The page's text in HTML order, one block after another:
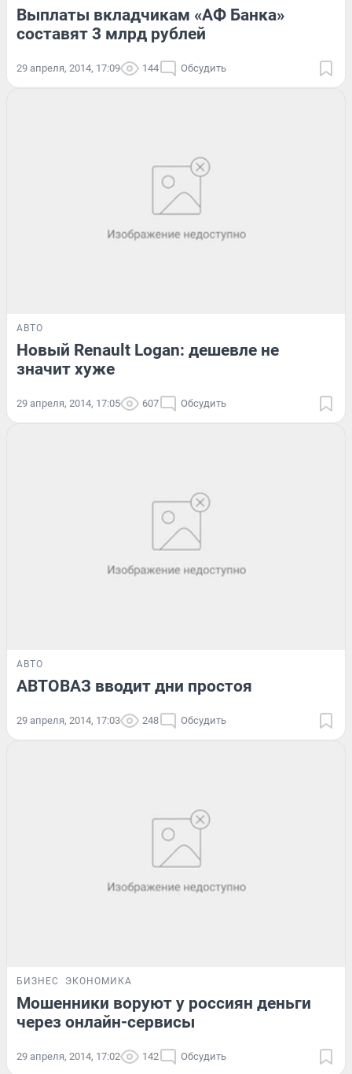
Выплаты вкладчикам «АФ Банка»
составят 3 млрд рублей
29 апреля, 2014, 17:09 144 Обсудить
АВТО
Новый Renault Logan: дешевле не
значит хуже
29 апреля, 2014, 17:05 607 Обсудить
АВТО
АВТОВАЗ вводит дни простоя
29 апреля, 2014, 17:03 248 Обсудить
БИЗНЕС ЭКОНОМИКА
Мошенники воруют у россиян деньги
через онлайн-сервисы
29 апреля, 2014, 17:02 142 Обсудить